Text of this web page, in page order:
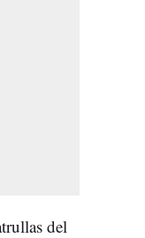
del